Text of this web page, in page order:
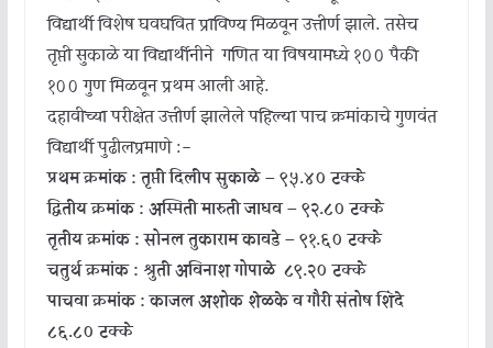
विद्यार्थी विशेष घवघवित प्राविण्य मिळवून उत्तीर्ण झाले. तसेच
तृप्ती सुकाळे या विद्यार्थीनीने गणित या विषयामध्ये १०० पैकी
१०० गुण मिळवून प्रथम आली आहे.
दहावीच्या परीक्षेत उत्तीर्ण झालेले पहिल्या पाच क्रमांकाचे गुणवंत
विद्यार्थी पुढीलप्रमाणे :-
प्रथम क्रमांक : तृप्ती दिलीप सुकाळे – ९५.४० टक्के
द्वितीय क्रमांक : अस्मिती मारुती जाधव – ९२.८० टक्के
तृतीय क्रमांक : सोनल तुकाराम कावडे – ९१.६० टक्के
चतुर्थ क्रमांक : श्रुती अविनाश गोपाळे ८९.२० टक्के
पाचवा क्रमांक : काजल अशोक शेळके व गौरी संतोष शिंदे
८६.८० टक्के